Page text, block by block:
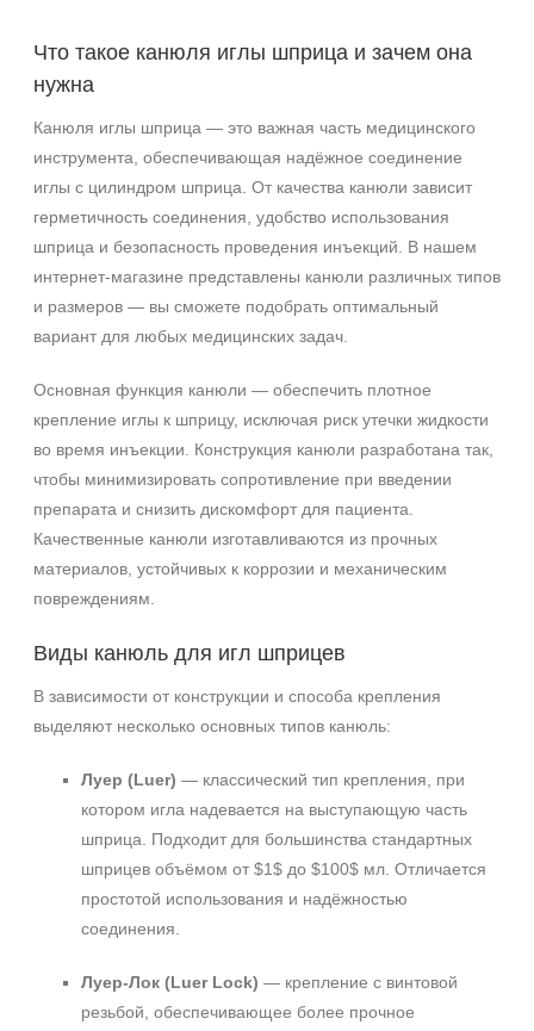
Что такое канюля иглы шприца и зачем она
нужна
Канюля иглы шприца — это важная часть медицинского
инструмента, обеспечивающая надёжное соединение
иглы с цилиндром шприца. От качества канюли зависит
герметичность соединения, удобство использования
шприца и безопасность проведения инъекций. В нашем
интернет‑магазине представлены канюли различных типов
и размеров — вы сможете подобрать оптимальный
вариант для любых медицинских задач.
Основная функция канюли — обеспечить плотное
крепление иглы к шприцу, исключая риск утечки жидкости
во время инъекции. Конструкция канюли разработана так,
чтобы минимизировать сопротивление при введении
препарата и снизить дискомфорт для пациента.
Качественные канюли изготавливаются из прочных
материалов, устойчивых к коррозии и механическим
повреждениям.
Виды канюль для игл шприцев
В зависимости от конструкции и способа крепления
выделяют несколько основных типов канюль:
Луер (Luer) — классический тип крепления, при
котором игла надевается на выступающую часть
шприца. Подходит для большинства стандартных
шприцев объёмом от $1$ до $100$ мл. Отличается
простотой использования и надёжностью
соединения.
Луер‑Лок (Luer Lock) — крепление с винтовой
резьбой, обеспечивающее более прочное